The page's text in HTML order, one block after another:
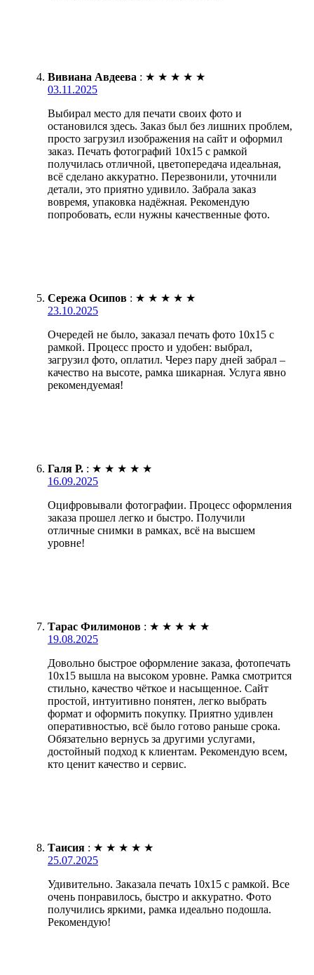
Вивиана Авдеева : ★ ★ ★ ★ ★
03.11.2025
Выбирал место для печати своих фото и
остановился здесь. Заказ был без лишних проблем,
просто загрузил изображения на сайт и оформил
заказ. Печать фотографий 10х15 с рамкой
получилась отличной, цветопередача идеальная,
всё сделано аккуратно. Перезвонили, уточнили
детали, это приятно удивило. Забрала заказ
вовремя, упаковка надёжная. Рекомендую
попробовать, если нужны качественные фото.
Сережа Осипов : ★ ★ ★ ★ ★
23.10.2025
Очередей не было, заказал печать фото 10х15 с
рамкой. Процесс просто и удобен: выбрал,
загрузил фото, оплатил. Через пару дней забрал –
качество на высоте, рамка шикарная. Услуга явно
рекомендуемая!
Галя Р. : ★ ★ ★ ★ ★
16.09.2025
Оцифровывали фотографии. Процесс оформления
заказа прошел легко и быстро. Получили
отличные снимки в рамках, всё на высшем
уровне!
Тарас Филимонов : ★ ★ ★ ★ ★
19.08.2025
Довольно быстрое оформление заказа, фотопечать
10х15 вышла на высоком уровне. Рамка смотрится
стильно, качество чёткое и насыщенное. Сайт
простой, интуитивно понятен, легко выбрать
формат и оформить покупку. Приятно удивлен
оперативностью, всё было готово раньше срока.
Обязательно вернусь за другими услугами,
достойный подход к клиентам. Рекомендую всем,
кто ценит качество и сервис.
Таисия : ★ ★ ★ ★ ★
25.07.2025
Удивительно. Заказала печать 10х15 с рамкой. Все
очень понравилось, быстро и аккуратно. Фото
получились яркими, рамка идеально подошла.
Рекомендую!